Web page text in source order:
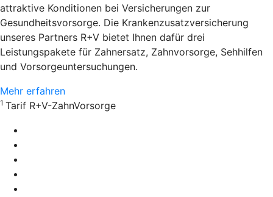
attraktive Konditionen bei Versicherungen zur
Gesundheitsvorsorge. Die Krankenzusatzversicherung
unseres Partners R+V bietet Ihnen dafür drei
Leistungspakete für Zahnersatz, Zahnvorsorge, Sehhilfen
und Vorsorgeuntersuchungen.
Mehr erfahren
1 Tarif R+V-ZahnVorsorge